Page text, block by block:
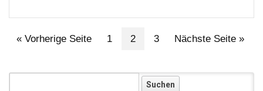
« Vorherige Seite 1 2 3 Nächste Seite »